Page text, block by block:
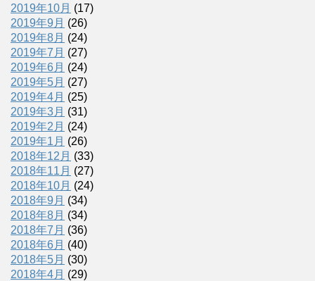
2019年10月 (17)
2019年9月 (26)
2019年8月 (24)
2019年7月 (27)
2019年6月 (24)
2019年5月 (27)
2019年4月 (25)
2019年3月 (31)
2019年2月 (24)
2019年1月 (26)
2018年12月 (33)
2018年11月 (27)
2018年10月 (24)
2018年9月 (34)
2018年8月 (34)
2018年7月 (36)
2018年6月 (40)
2018年5月 (30)
2018年4月 (29)